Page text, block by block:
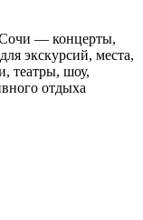
— концерты,
экскурсий, места,
театры, шоу,
отдыха